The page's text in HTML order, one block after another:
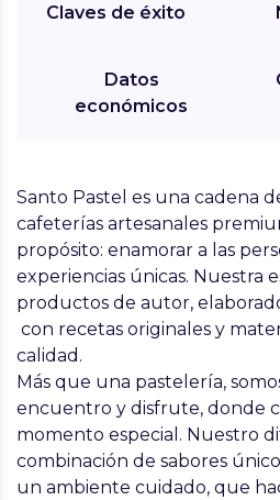
Claves de éxito
Datos
económicos
Santo Pastel es una cadena
cafeterías artesanales
propósito: enamorar a las
experiencias únicas. Nuestra
productos de autor,
con recetas originales y
calidad.
Más que una pastelería,
encuentro y disfrute, donde
momento especial. Nuestro
combinación de sabores
un ambiente cuidado, que